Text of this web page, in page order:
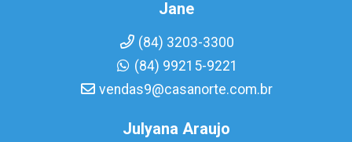
Jane
(84) 3203-3300
(84) 99215-9221
vendas9@casanorte.com.br
Julyana Araujo